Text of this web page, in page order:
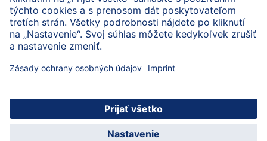
Imprint
O spoločnosti HiPP Kontakt
© 2026 HiPP